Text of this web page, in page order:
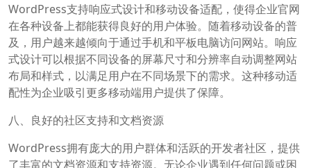
WordPress支持响应式设计和移动设备适配，使得企业官网
在各种设备上都能获得良好的用户体验。随着移动设备的普
及，用户越来越倾向于通过手机和平板电脑访问网站。响应
式设计可以根据不同设备的屏幕尺寸和分辨率自动调整网站
布局和样式，以满足用户在不同场景下的需求。这种移动适
配性为企业吸引更多移动端用户提供了保障。
八、良好的社区支持和文档资源
WordPress拥有庞大的用户群体和活跃的开发者社区，提供
了丰富的文档资源和支持资源。无论企业遇到任何问题或困